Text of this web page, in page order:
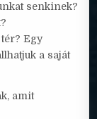
senkinek?
Egy
a saját
amit